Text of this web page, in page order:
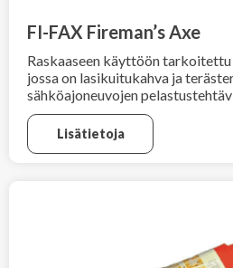
FI-FAX Fireman’s Axe
Raskaaseen käyttöön
jossa on lasikuitukahva ja
sähköajoneuvojen
Lisätietoja